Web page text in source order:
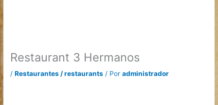
Restaurant 3 Hermanos
/Restaurantes / restaurants / Poradministrador